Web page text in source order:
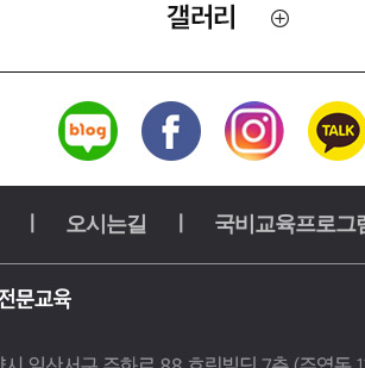
오시는길 국비교육프로그